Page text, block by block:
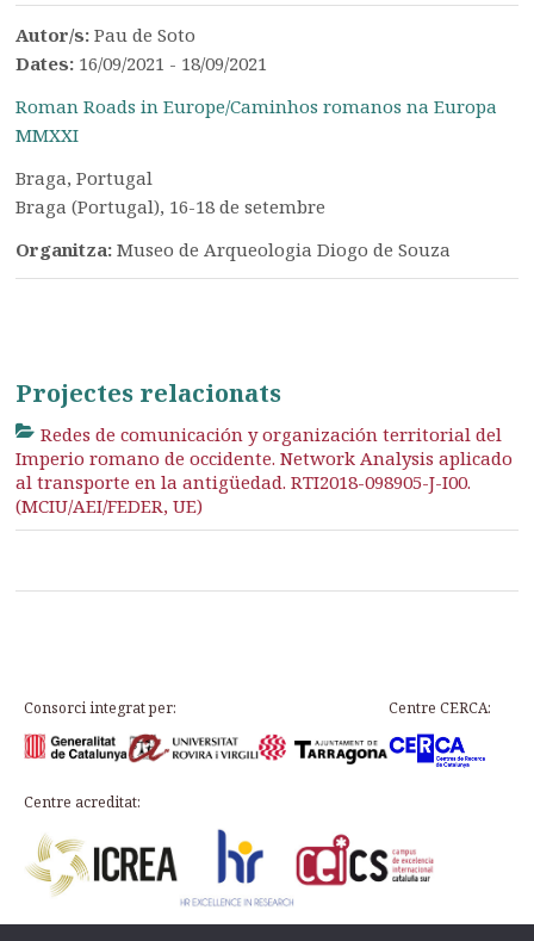
Autor/s:Pau de Soto
Dates: 16/09/2021 - 18/09/2021
Roman Roads in Europe/Caminhos romanos na Europa
MMXXI
Braga, Portugal
Braga (Portugal), 16-18 de setembre
Organitza:Museo de Arqueologia Diogo de Souza
Projectes relacionats
Redes de comunicación y organización territorial del
Imperio romano de occidente. Network Analysis aplicado
al transporte en la antigüedad. RTI2018-098905-J-I00.
(MCIU/AEI/FEDER, UE)
Consorci integrat per: Centre CERCA:
Centre acreditat: